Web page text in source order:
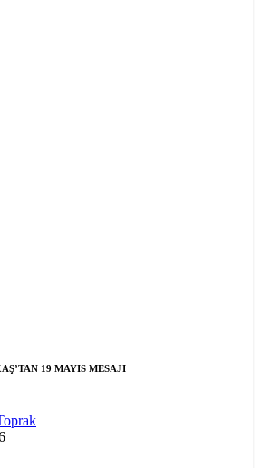
19 MAYIS MESAJI